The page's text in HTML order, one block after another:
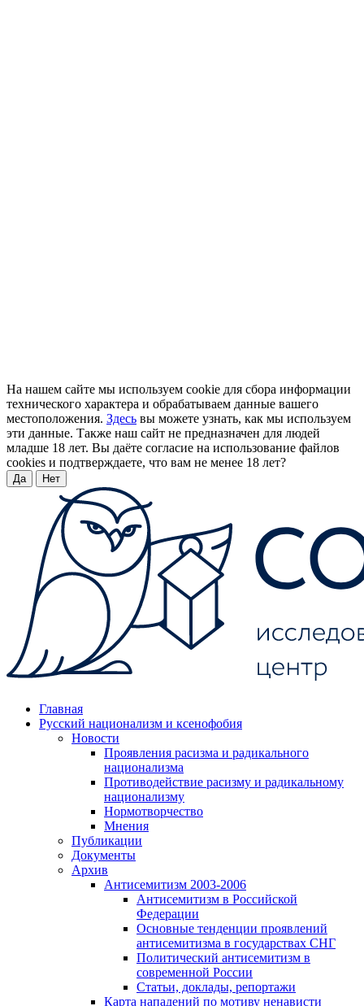
На нашем сайте мы используем cookie для сбора информации
технического характера и обрабатываем данные вашего
местоположения. Здесь вы можете узнать, как мы используем
эти данные. Также наш сайт не предназначен для людей
младше 18 лет. Вы даёте согласие на использование файлов
cookies и подтверждаете, что вам не менее 18 лет?
Да Нет
Главная
Русский национализм и ксенофобия
Новости
Проявления расизма и радикального
национализма
Противодействие расизму и радикальному
национализму
Нормотворчество
Мнения
Публикации
Документы
Архив
Антисемитизм 2003-2006
Антисемитизм в Российской
Федерации
Основные тенденции проявлений
антисемитизма в государствах СНГ
Политический антисемитизм в
современной России
Статьи, доклады, репортажи
Карта нападений по мотиву ненависти